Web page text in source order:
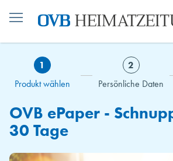
1
Produkt wählen
2
Persönliche Daten
OVB ePaper -
30 Tage